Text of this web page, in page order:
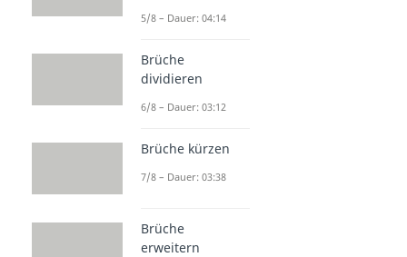
5/8 – Dauer: 04:14
Brüche
dividieren
6/8 – Dauer: 03:12
Brüche kürzen
7/8 – Dauer: 03:38
Brüche
erweitern